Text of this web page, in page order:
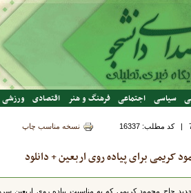
سیاسی اجتماعی فرهنگ و هنر اقتصادی ورزشی
|کد مطلب:16337 نسخه مناسب چاپ
کریمی برای پیاده روی اربعین + دانلود
حاج محمود کریمی که به مناسبت پیاده روی اربعین